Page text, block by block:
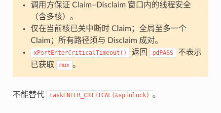
调用方保证 Claim–Disclaim 窗口内的线程安全
（含多核）。
仅在当前核已关中断时 Claim；全局至多一个
Claim；所有路径须与 Disclaim 成对。
xPortEnterCriticalTimeout() 返回 pdPASS
不表示
已获取
mux 。
不能替代 taskENTER_CRITICAL(&spinlock) 。